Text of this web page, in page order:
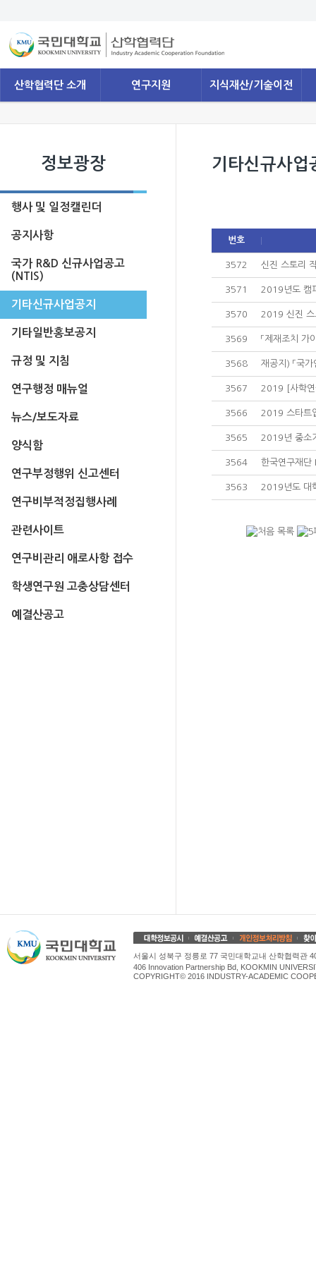
산학협력단 소개 연구지원 지식재산/기술이전
정보광장
행사 및 일정캘린더
공지사항
국가 R&D 신규사업공고
(NTIS)
기타신규사업공지
기타일반홍보공지
규정 및 지침
연구행정 매뉴얼
뉴스/보도자료
양식함
연구부정행위 신고센터
연구비부적정집행사례
관련사이트
연구비관리 애로사항 접수
학생연구원 고충상담센터
예결산공고
기타신규사업
번호
3572 신진 스토리
3571 2019년도 캠
3570 2019 신진 스
3569 「제재조치
3568 재공지) 「국
3567 2019 [사학연
3566 2019 스타트
3565 2019년 중소
3564 한국연구재단
3563 2019년도 대
서울시 성북구 정릉로 77 국민대학교내 산학협력관
406 Innovation Partnership Bd, KOOKMIN
COPYRIGHT© 2016 INDUSTRY-ACADEMIC